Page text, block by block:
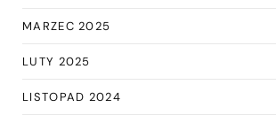
MARZEC 2025
LUTY 2025
LISTOPAD 2024